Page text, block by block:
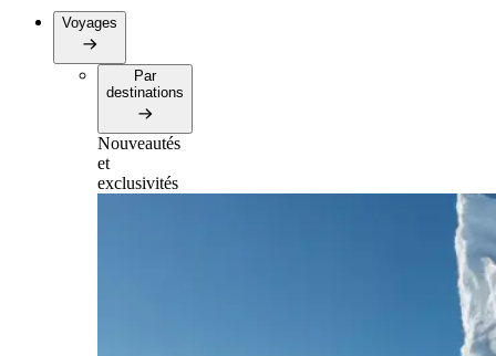
Voyages
Par
destinations
Nouveautés
et
exclusivités